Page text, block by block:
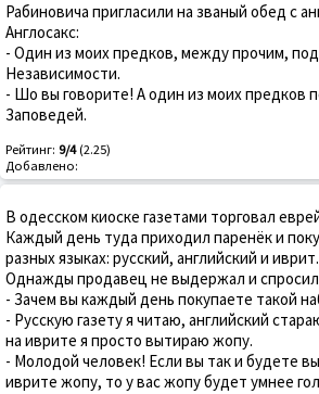
Рабиновича пригласили на званый обед с
Англосакс:
- Один из моих предков, между прочим,
Независимости.
- Шо вы говорите! А один из моих предков
Заповедей.
Рейтинг: 9/4(2.25)
Добавлено:
В одесском киоске газетами торговал
Каждый день туда приходил паренёк и
разных языках: русский, английский и иврит.
Однажды продавец не выдержал и
- Зачем вы каждый день покупаете такой
- Русскую газету я читаю, английский
на иврите я просто вытираю жопу.
- Молодой человек! Если вы так и будете
иврите жопу, то у вас жопу будет умнее